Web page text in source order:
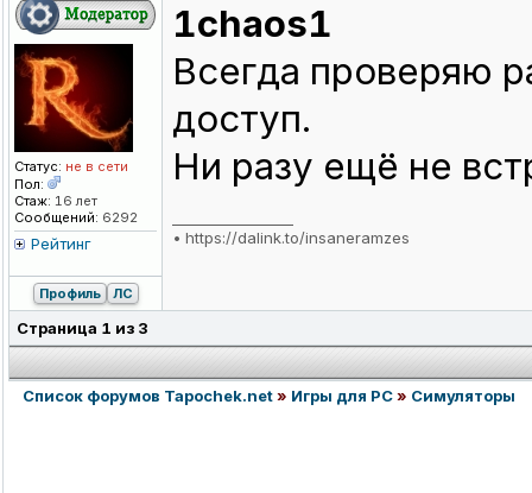
Статус: не в сети
Пол:
Стаж: 16 лет
Сообщений: 6292
Рейтинг
1chaos1
Всегда проверяю
доступ.
Ни разу ещё не
• https://dalink.to/insaneramzes
Профиль ЛС
Страница 1 из 3
Список форумов Tapochek.net» Игры для PC» Симуляторы